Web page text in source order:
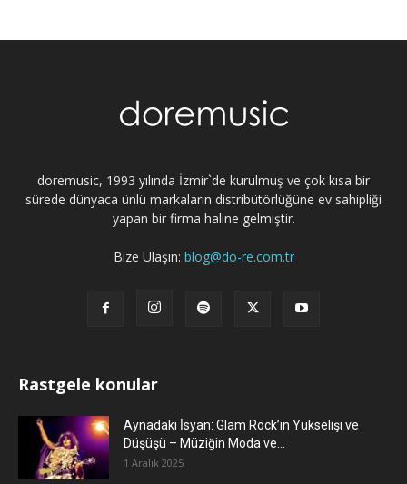
doremusic, 1993 yılında İzmir`de kurulmuş ve çok kısa bir
sürede dünyaca ünlü markaların distribütörlüğüne ev sahipliği
yapan bir firma haline gelmiştir.
Bize Ulaşın: blog@do-re.com.tr
Rastgele konular
Aynadaki İsyan: Glam Rock’ın Yükselişi ve
Düşüşü – Müziğin Moda ve...
1 Aralık 2025